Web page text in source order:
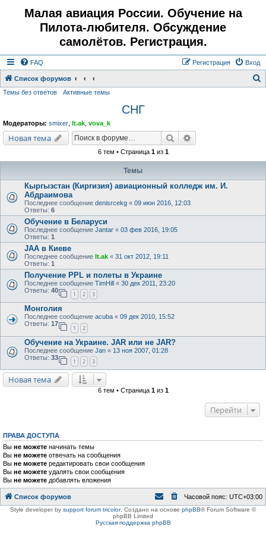
Малая авиация России. Обучение на
Пилота-любителя. Обсуждение
самолётов. Регистрация.
FAQ Вход
Регистрация
Список форумов
Темы без ответов Активные темы
СНГ
Модераторы: smixer lt.ak vova_k
Новая тема Поиск
6 тем • Страница 1из 1
Темы
Кыргызстан (Киргизия) авиационный колледж им. И.
Абдраимова
Последнее сообщение denisrcekg « 09 июн 2016, 12:03
Ответы: 6
Обучение в Беларуси
Последнее сообщение Jantar « 03 фев 2016, 19:05
Ответы: 1
JAA в Киеве
Последнее сообщение lt.ak « 31 окт 2012, 19:11
Ответы: 1
Получение PPL и полеты в Украине
Последнее сообщение TimHill « 30 дек 2011, 23:20
Ответы: 40
1 2 3
Монголия
Последнее сообщение acuba « 09 дек 2010, 15:52
Ответы: 17
1 2
Обучение на Украине. JAR или не JAR?
Последнее сообщение Jan « 13 ноя 2007, 01:28
Ответы: 33
1 2 3
Новая тема
6 тем • Страница 1из 1
Перейти
ПРАВА ДОСТУПА
Вы не можете начинать темы
Вы не можете отвечать на сообщения
Вы не можете редактировать свои сообщения
Вы не можете удалять свои сообщения
Вы не можете добавлять вложения
Список форумов Часовой пояс: UTC+03:00
Style developer by support forum tricolor, Создано на основе phpBB® Forum Software ©
phpBB Limited
Русская поддержка phpBB